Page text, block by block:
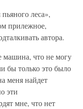
леса»,
прилежное,
автора.
машина, что не могу
бы только это было
меня найдет
эти
мне, что нет